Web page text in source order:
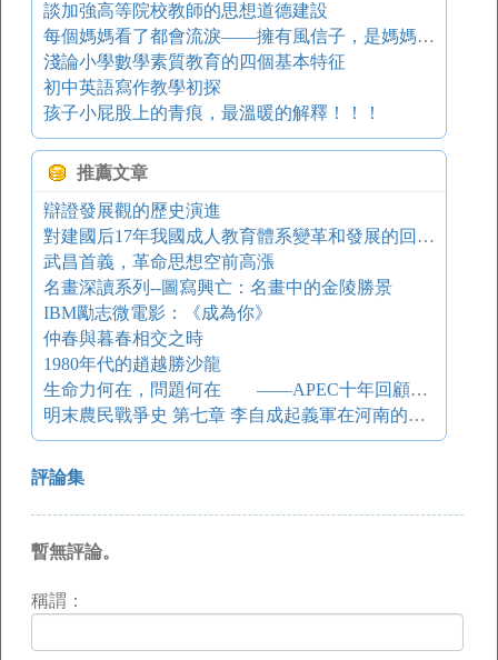
談加強高等院校教師的思想道德建設
每個媽媽看了都會流淚——擁有風信子，是媽媽的幸福！
淺論小學數學素質教育的四個基本特征
初中英語寫作教學初探
孩子小屁股上的青痕，最溫暖的解釋！！！
推薦文章
辯證發展觀的歷史演進
對建國后17年我國成人教育體系變革和發展的回顧與思考
武昌首義，革命思想空前高漲
名畫深讀系列--圖寫興亡：名畫中的金陵勝景
IBM勵志微電影：《成為你》
仲春與暮春相交之時
1980年代的趙越勝沙龍
生命力何在，問題何在 ——APEC十年回顧與展望
明末農民戰爭史 第七章 李自成起義軍在河南的大發展
評論集
暫無評論。
稱謂：